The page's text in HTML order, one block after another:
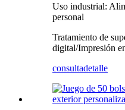
Uso industrial:
personal
Tratamiento de
digital/Impresión
consultadetalle